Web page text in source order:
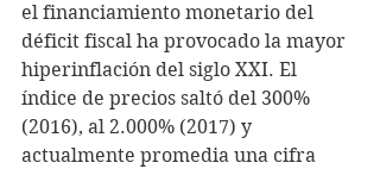
el financiamiento monetario del
déficit fiscal ha provocado la mayor
hiperinflación del siglo XXI. El
índice de precios saltó del 300%
(2016), al 2.000% (2017) y
actualmente promedia una cifra